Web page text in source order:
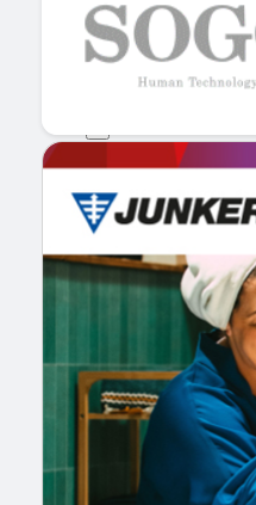
GUÍA DE COMPRA
NUEVOS
CONSEJOS TECH
MERCADOS Y
HEMEROTECA
Buscar